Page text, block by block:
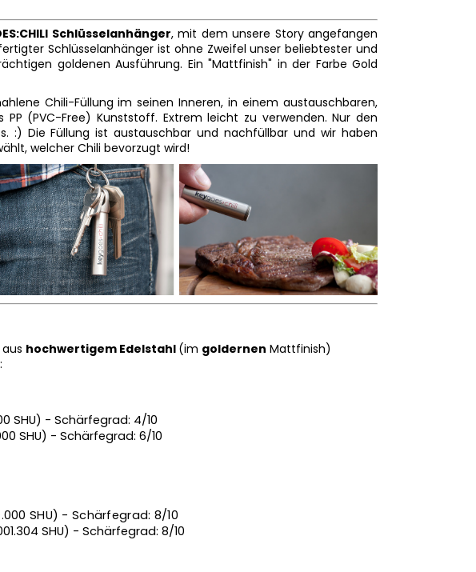
Schlüsselanhänger, mit dem unsere Story angefangen
Schlüsselanhänger ist ohne Zweifel unser beliebtester und
goldenen Ausführung. Ein "Mattfinish" in der Farbe Gold
Chili-Füllung im seinen Inneren, in einem austauschbaren,
(PVC-Free) Kunststoff. Extrem leicht zu verwenden. Nur den
:) Die Füllung ist austauschbar und nachfüllbar und wir haben
welcher Chili bevorzugt wird!
aus hochwertigem Edelstahl (im goldernen Mattfinish)
SHU) - Schärfegrad: 4/10
SHU) - Schärfegrad: 6/10
SHU) - Schärfegrad: 8/10
SHU) - Schärfegrad: 8/10